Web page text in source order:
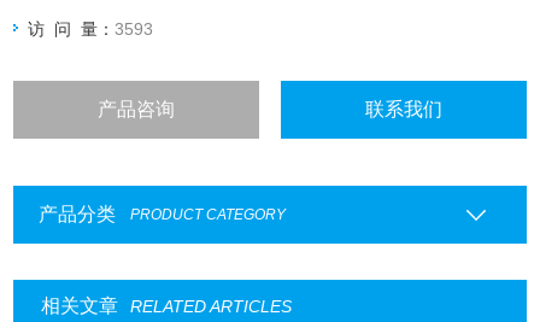
访 问 量：3593
产品咨询 联系我们
产品分类 PRODUCT CATEGORY
相关文章 RELATED ARTICLES